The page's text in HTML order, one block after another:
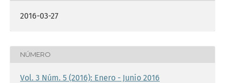
2016-03-27
NÚMERO
Vol. 3 Núm. 5 (2016): Enero - Junio 2016